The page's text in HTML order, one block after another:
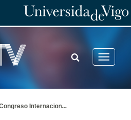
Toggle
TOGGLE
SEARCH
Congreso Internacion...